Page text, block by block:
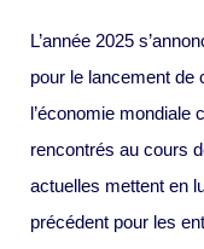
L’année 2025
pour le lancement
l’économie mondiale
rencontrés au cours
actuelles mettent en
précédent pour les